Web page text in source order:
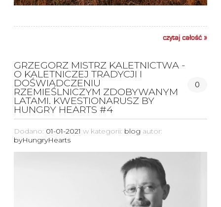
czytaj całość »
GRZEGORZ MISTRZ KALETNICTWA -
O KALETNICZEJ TRADYCJI I
DOŚWIADCZENIU
RZEMIEŚLNICZYM ZDOBYWANYM
LATAMI. KWESTIONARUSZ BY
HUNGRY HEARTS #4
0
Dodano: 01-01-2021 w kategorii: blog autor:
byHungryHearts